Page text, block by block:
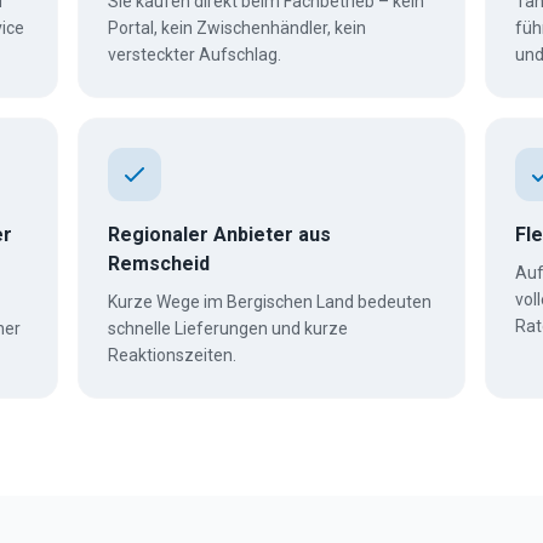
Portal, kein Zwischenhändler, kein
versteckter Aufschlag.
Regionaler Anbieter aus
Remscheid
Kurze Wege im Bergischen Land bedeuten
schnelle Lieferungen und kurze
Reaktionszeiten.